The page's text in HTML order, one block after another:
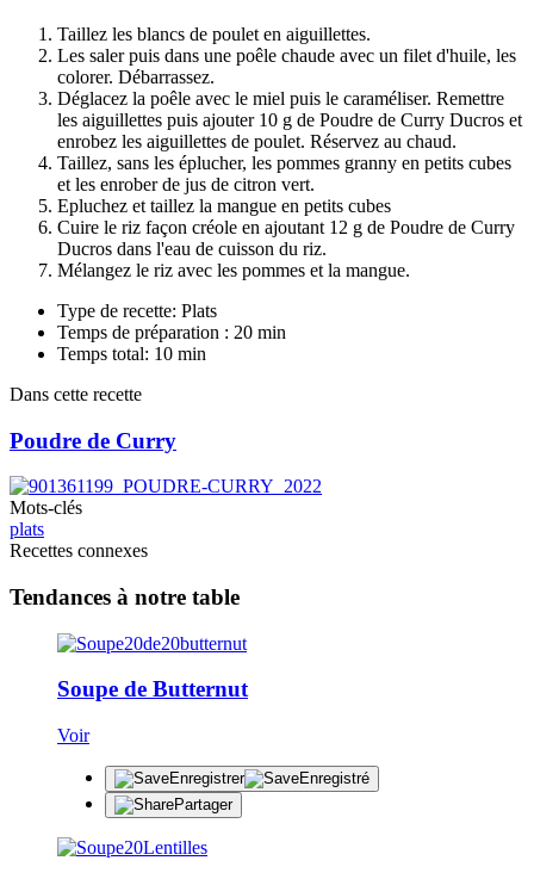
Taillez les blancs de poulet en aiguillettes.
Les saler puis dans une poêle chaude avec un filet d'huile, les
colorer. Débarrassez.
Déglacez la poêle avec le miel puis le caraméliser. Remettre
les aiguillettes puis ajouter 10 g de Poudre de Curry Ducros et
enrobez les aiguillettes de poulet. Réservez au chaud.
Taillez, sans les éplucher, les pommes granny en petits cubes
et les enrober de jus de citron vert.
Epluchez et taillez la mangue en petits cubes
Cuire le riz façon créole en ajoutant 12 g de Poudre de Curry
Ducros dans l'eau de cuisson du riz.
Mélangez le riz avec les pommes et la mangue.
Type de recette: Plats
Temps de préparation : 20 min
Temps total: 10 min
Dans cette recette
Poudre de Curry
Mots-clés
plats
Recettes connexes
Tendances à notre table
Soupe de Butternut
Voir
Enregistrer
Enregistré
Partager